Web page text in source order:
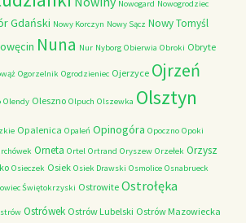
Nowogard Nowogrodziec
Gdański Nowy Korczyn Nowy Sącz Nowy Tomyśl
Nuna Nur Nyborg Obierwia Obroki Obryte
Ogorzelnik Ogrodzieniec Ojerzyce Ojrzeń
Olendy Oleszno Olpuch Olszewka Olsztyn
Opalenica Opaleń Opinogóra Opoczno Opoki
Orneta Ortel Ortrand Oryszew Orzełek Orzysz
Osieczek Osiek Osiek Drawski Osmolice Osnabrueck
Świętokrzyski Ostrowite Ostrołęka
Ostrówek Ostrów Lubelski Ostrów Mazowiecka